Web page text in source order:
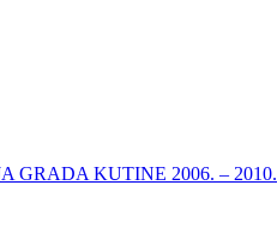
GRADA KUTINE 2006. – 2010.